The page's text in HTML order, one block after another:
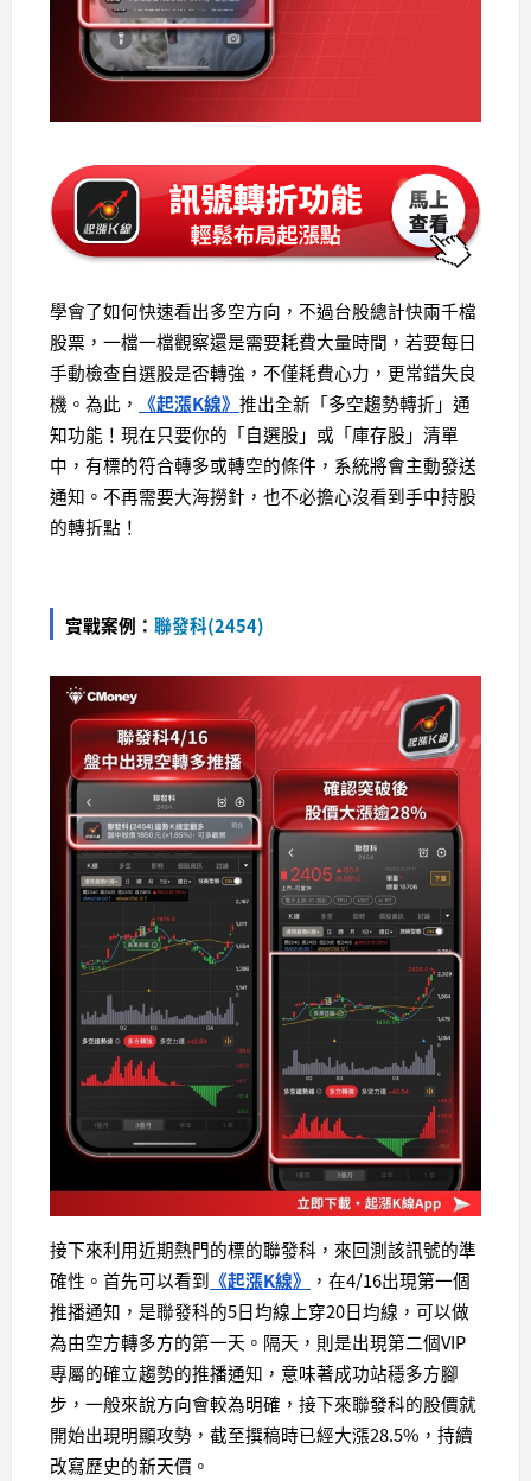
學會了如何快速看出多空方向，不過台股總計快兩千檔
股票，一檔一檔觀察還是需要耗費大量時間，若要每日
手動檢查自選股是否轉強，不僅耗費心力，更常錯失良
機。為此，
《起漲K線》 推出全新「多空趨勢轉折」通
知功能！現在只要你的「自選股」或「庫存股」清單
中，有標的符合轉多或轉空的條件，系統將會主動發送
通知。不再需要大海撈針，也不必擔心沒看到手中持股
的轉折點！
實戰案例： 聯發科(2454)
接下來利用近期熱門的標的聯發科，來回測該訊號的準
確性。首先可以看到 《起漲K線》
，在4/16出現第一個
推播通知，是聯發科的5日均線上穿20日均線，可以做
為由空方轉多方的第一天。隔天，則是出現第二個VIP
專屬的確立趨勢的推播通知，意味著成功站穩多方腳
步，一般來說方向會較為明確，接下來聯發科的股價就
開始出現明顯攻勢，截至撰稿時已經大漲28.5%，持續
改寫歷史的新天價。